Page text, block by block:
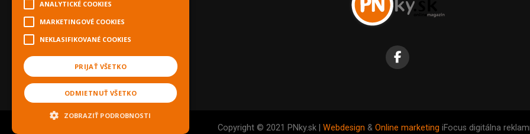
Copyright © 2021 PNky.sk | Webdesign & Online marketing iFocus digitálna
ANALYTICKÉ COOKIES
MARKETINGOVÉ COOKIES
NEKLASIFIKOVANÉ COOKIES
PRIJAŤ VŠETKO
ODMIETNUŤ VŠETKO
ZOBRAZIŤ PODROBNOSTI